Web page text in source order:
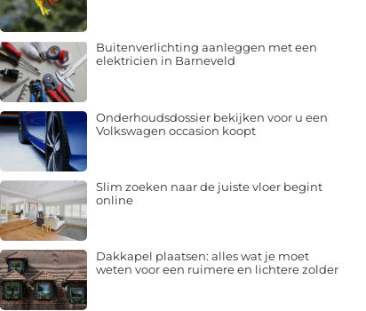
Buitenverlichting aanleggen met een
elektricien in Barneveld
Onderhoudsdossier bekijken voor u een
Volkswagen occasion koopt
Slim zoeken naar de juiste vloer begint
online
Dakkapel plaatsen: alles wat je moet
weten voor een ruimere en lichtere zolder